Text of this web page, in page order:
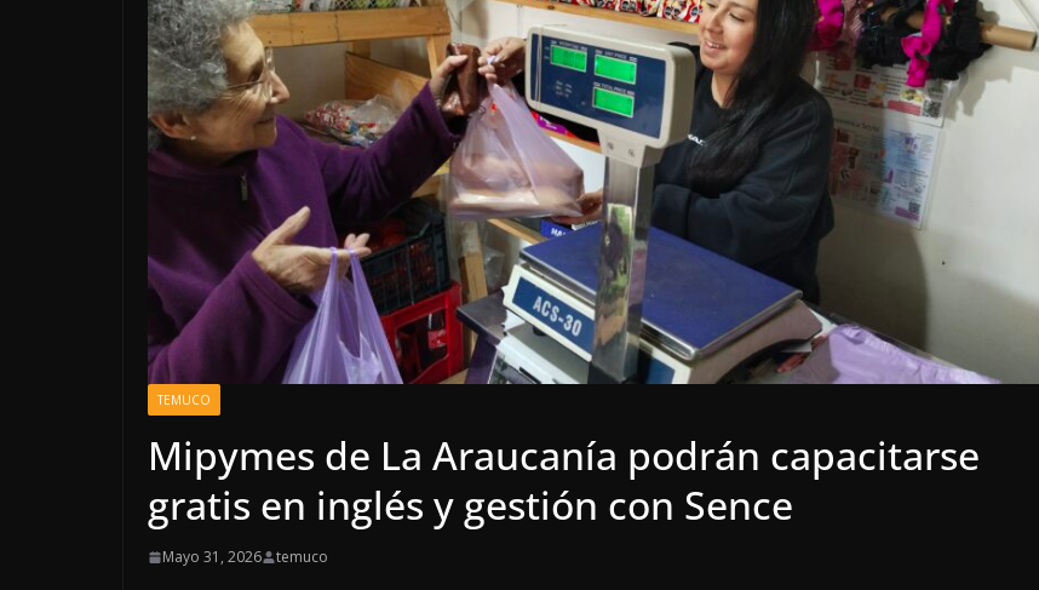
TEMUCO
Mipymes de La Araucanía podrán capacitarse
gratis en inglés y gestión con Sence
Mayo 31, 2026 temuco